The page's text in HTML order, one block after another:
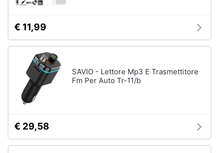
€ 11,99
SAVIO - Lettore Mp3 E Trasmettitore
Fm Per Auto Tr-11/b
€ 29,58